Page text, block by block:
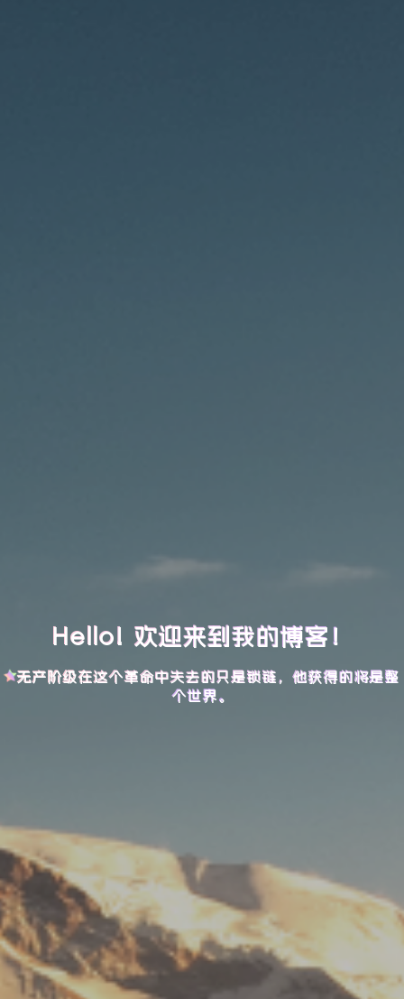
Hello! 欢迎来到我的博客！
无产阶级在这个革命中失去的只是锁链，他获得的将是整
个世界。